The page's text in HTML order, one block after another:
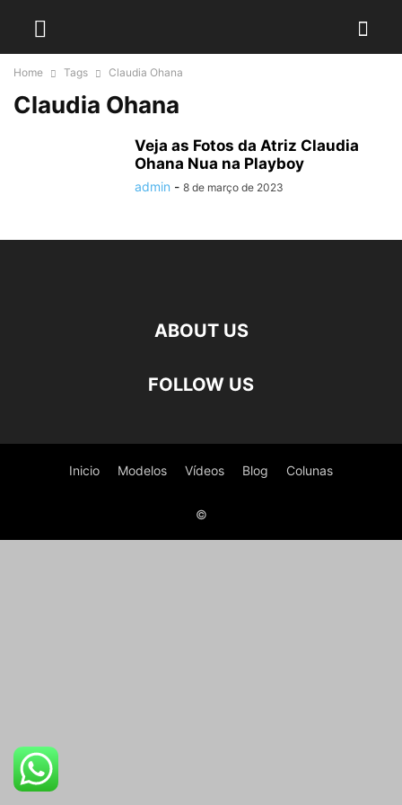
Home Tags Claudia Ohana
Claudia Ohana
Veja as Fotos da Atriz Claudia
Ohana Nua na Playboy
admin - 8 de março de 2023
ABOUT US
FOLLOW US
Inicio Modelos Vídeos Blog Colunas
©